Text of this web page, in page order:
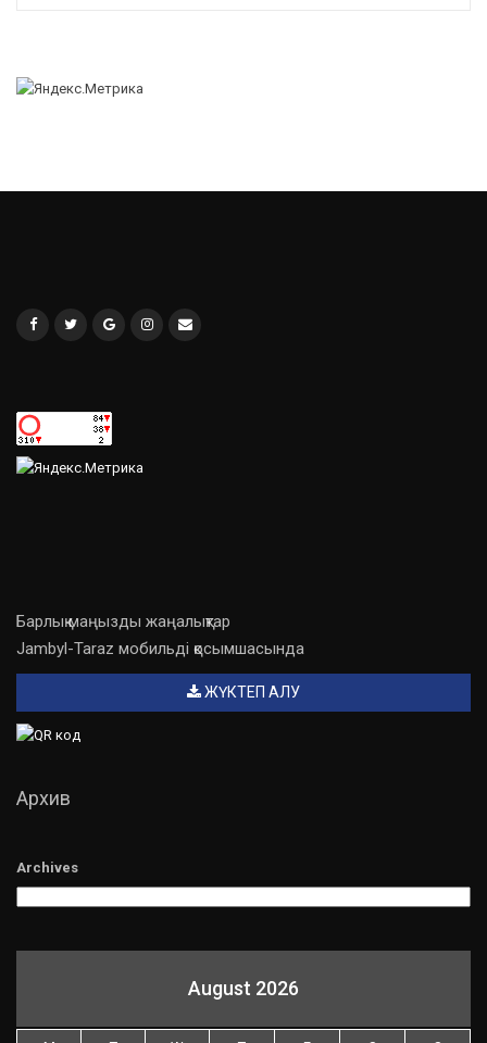
Барлық маңызды жаңалықтар
Jambyl-Taraz мобильді қосымшасында
ЖҮКТЕП АЛУ
Архив
Archives
August 2026